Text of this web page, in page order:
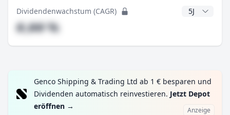
Dividendenwachstum (CAGR) CAGR Jahre
#,## %
Genco Shipping & Trading Ltd ab 1 € besparen und
Dividenden automatisch reinvestieren. Jetzt Depot
eröffnen → Anzeige